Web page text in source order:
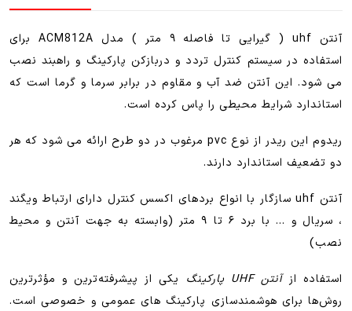
ACM812A
عدد
آنتن uhf ( گیرایی تا فاصله ۹ متر ) مدل ACM812A برای
استفاده در سیستم کنترل تردد و دربازکن پارکینگ و راهبند نصب
می شود. این آنتن ضد آب و مقاوم در برابر سرما و گرما است که
استاندارد شرایط محیطی را پاس کرده است.
ریدوم این ریدر از نوع pvc مرغوب در دو طرح ارائه می شود که هر
دو تضعیف استاندارد دارند.
آنتن uhf سازگار با انواع بردهای اکسس کنترل دارای ارتباط ویگند
، سریال و … با برد ۶ تا ۹ متر (وابسته به جهت آنتن و محیط
نصب)
استفاده ازآنتن UHF پارکینگ
یکی از پیشرفته‌ترین و مؤثرترین
روش‌ها برای هوشمندسازی پارکینگ های عمومی و خصوصی است.